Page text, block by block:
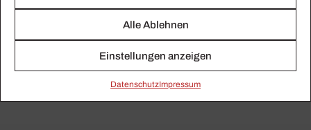
Alle Ablehnen
Einstellungen anzeigen
Daten­schutzImpressum